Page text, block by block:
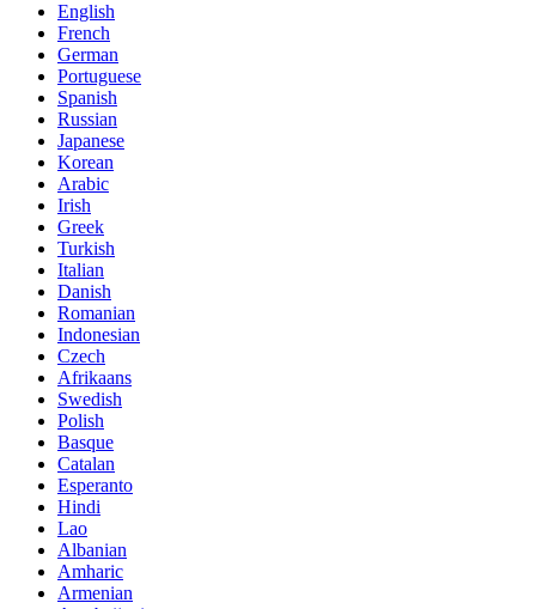
English
French
German
Portuguese
Spanish
Russian
Japanese
Korean
Arabic
Irish
Greek
Turkish
Italian
Danish
Romanian
Indonesian
Czech
Afrikaans
Swedish
Polish
Basque
Catalan
Esperanto
Hindi
Lao
Albanian
Amharic
Armenian